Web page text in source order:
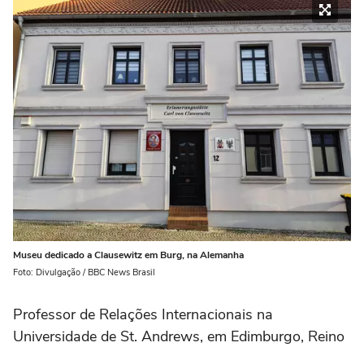
Museu dedicado a Clausewitz em Burg, na Alemanha
Foto: Divulgação / BBC News Brasil
Professor de Relações Internacionais na
Universidade de St. Andrews, em Edimburgo, Reino